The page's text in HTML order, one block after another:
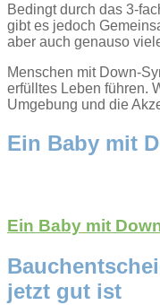
Bedingt durch das 3-
gibt es jedoch
aber auch genauso
Menschen mit Down-
erfülltes Leben führen.
Umgebung und die
Ein Baby mit
Ein Baby mit
jetzt gut ist